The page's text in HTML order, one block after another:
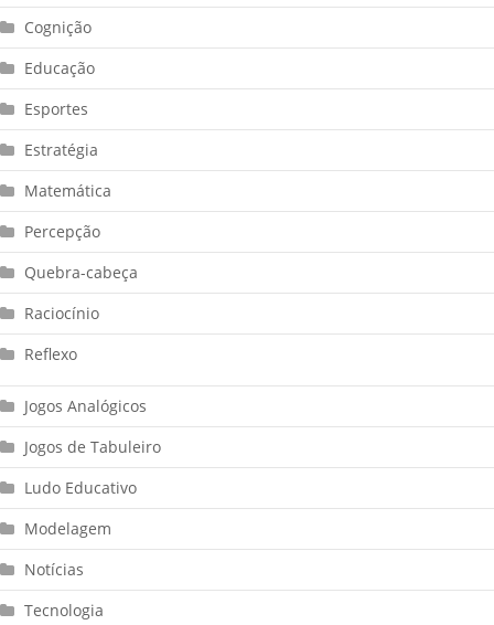
Cognição
Educação
Esportes
Estratégia
Matemática
Percepção
Quebra-cabeça
Raciocínio
Reflexo
Jogos Analógicos
Jogos de Tabuleiro
Ludo Educativo
Modelagem
Notícias
Tecnologia